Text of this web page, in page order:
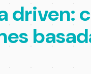
driven: